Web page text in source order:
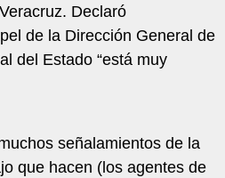
Declaró
de la Dirección General de
del Estado “está muy
señalamientos de la
que hacen (los agentes de